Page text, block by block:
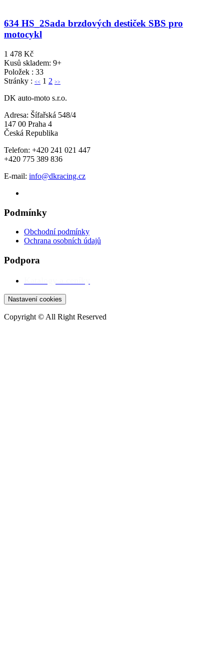
634 HS_2Sada brzdových destiček SBS pro
motocykl
1 478 Kč
Kusů skladem: 9+
Položek : 33
Stránky : << 1 2 >>
DK auto-moto s.r.o.
Adresa: Šífařská 548/4
147 00 Praha 4
Česká Republika
Telefon: +420 241 021 447
+420 775 389 836
E-mail: info@dkracing.cz
Podmínky
Obchodní podmínky
Ochrana osobních údajů
Podpora
Nastavení cookies
Copyright © All Right Reserved